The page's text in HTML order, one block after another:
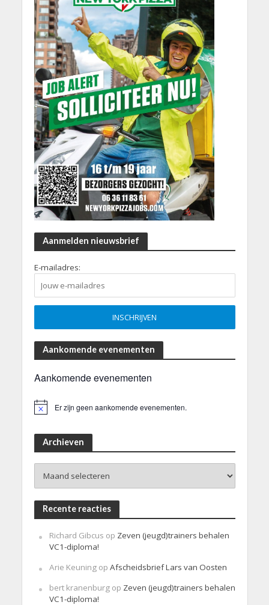
Aanmelden nieuwsbrief
E-mailadres:
Aankomende evenementen
Aankomende evenementen
Er zijn geen aankomende evenementen.
Archieven
Recente reacties
Richard Gibcus op Zeven (jeugd)trainers behalen
VC1-diploma!
Arie Keuningop Afscheidsbrief Lars van Oosten
bert kranenburgop Zeven (jeugd)trainers behalen
VC1-diploma!